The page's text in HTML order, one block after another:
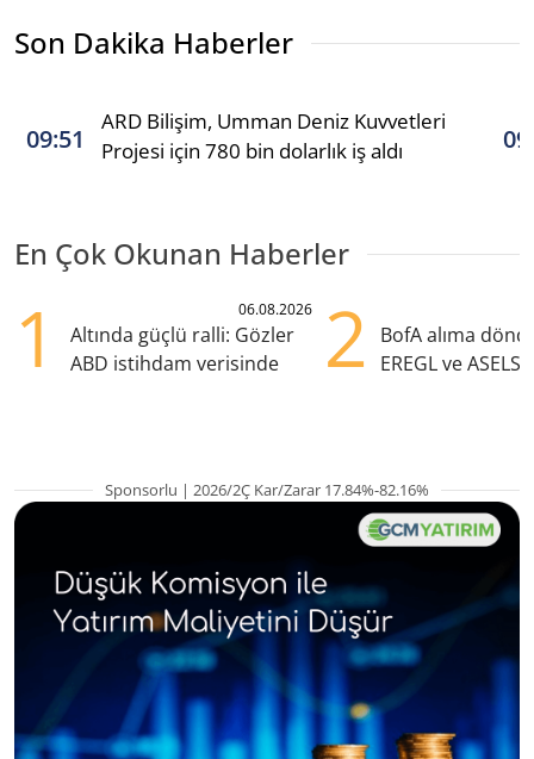
Son Dakika Haberler
09:51
ARD Bilişim, Umman Deniz Kuvvetleri
Projesi için 780 bin dolarlık iş aldı
En Çok Okunan Haberler
1 06.08.2026
Altında güçlü ralli: Gözler
ABD istihdam verisinde
2
BofA alıma
EREGL ve ASELS
Sponsorlu | 2026/2Ç Kar/Zarar 17.84%-82.16%